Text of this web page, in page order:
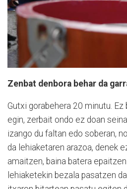
Zenbat denbora behar da
Gutxi gorabehera 20 minutu.
egin, zerbait ondo ez doan
izango du faltan edo soberan,
da lehiaketaren arazoa, denek
amaitzen, baina batera
lehiaketekin bezala pasatzen